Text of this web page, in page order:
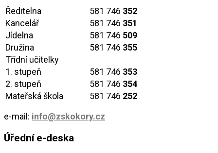
Ředitelna
581 746 352
Kancelář
581 746 351
Jídelna
581 746 509
Družina
581 746 355
Třídní učitelky
1. stupeň
581 746 353
2. stupeň
581 746 354
Mateřská škola
581 746 252
e-mail: info@zskokory.cz
Úřední e-deska